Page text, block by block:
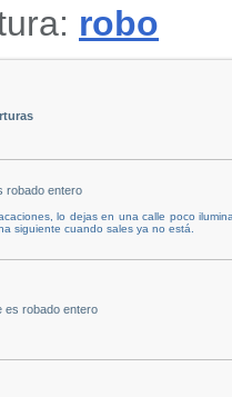
robo
robado entero
lo dejas en una calle poco
siguiente cuando sales ya no está.
es robado entero